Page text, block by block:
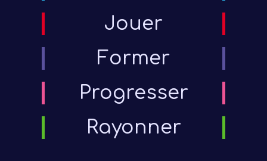
Jouer
Former
Progresser
Rayonner